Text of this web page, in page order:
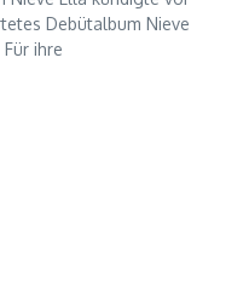
Debütalbum Nieve
ihre